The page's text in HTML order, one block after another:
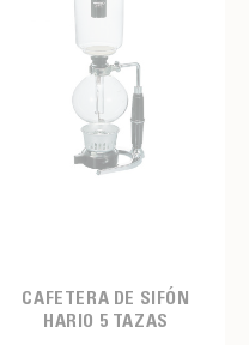
CAFETERA DE SIFÓN
HARIO 5 TAZAS